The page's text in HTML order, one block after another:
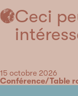
Ceci
Date
15 octobre 2026
Catégorie
Conférence/Table